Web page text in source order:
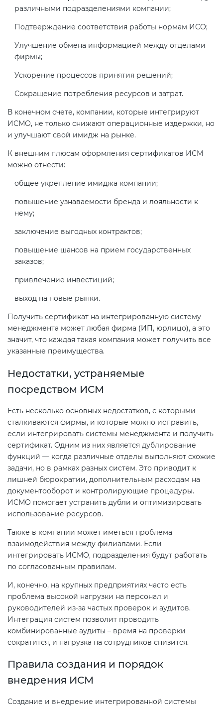
различными подразделениями компании;
Подтверждение соответствия работы нормам ИСО;
Улучшение обмена информацией между отделами
фирмы;
Ускорение процессов принятия решений;
Сокращение потребления ресурсов и затрат.
В конечном счете, компании, которые интегрируют
ИСМО, не только снижают операционные издержки, но
и улучшают свой имидж на рынке.
К внешним плюсам оформления сертификатов ИСМ
можно отнести:
общее укрепление имиджа компании;
повышение узнаваемости бренда и лояльности к
нему;
заключение выгодных контрактов;
повышение шансов на прием государственных
заказов;
привлечение инвестиций;
выход на новые рынки.
Получить сертификат на интегрированную систему
менеджмента может любая фирма (ИП, юрлицо), а это
значит, что каждая такая компания может получить все
указанные преимущества.
Недостатки, устраняемые
посредством ИСМ
Есть несколько основных недостатков, с которыми
сталкиваются фирмы, и которые можно исправить,
если интегрировать системы менеджмента и получить
сертификат. Одним из них является дублирование
функций — когда различные отделы выполняют схожие
задачи, но в рамках разных систем. Это приводит к
лишней бюрократии, дополнительным расходам на
документооборот и контролирующие процедуры.
ИСМО помогает устранить дубли и оптимизировать
использование ресурсов.
Также в компании может иметься проблема
взаимодействия между филиалами. Если
интегрировать ИСМО, подразделения будут работать
по согласованным правилам.
И, конечно, на крупных предприятиях часто есть
проблема высокой нагрузки на персонал и
руководителей из-за частых проверок и аудитов.
Интеграция систем позволит проводить
комбинированные аудиты – время на проверки
сократится, и нагрузка на сотрудников снизится.
Правила создания и порядок
внедрения ИСМ
Создание и внедрение интегрированной системы